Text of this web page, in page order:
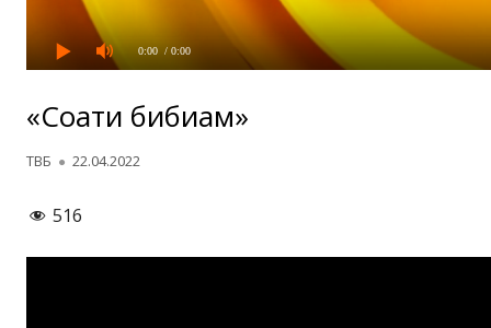
0:00 / 0:00
«Соати бибиам»
Автор
ТВБ Опубликовано
22.04.2022
516